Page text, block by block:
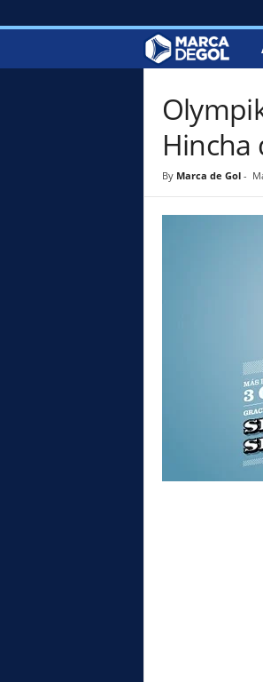
o
l
Hincha
By Marca de Gol-